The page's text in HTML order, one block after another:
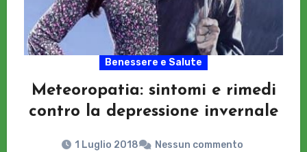
Benessere e Salute
Meteoropatia: sintomi e rimedi
contro la depressione invernale
1 Luglio 2018 Nessun commento